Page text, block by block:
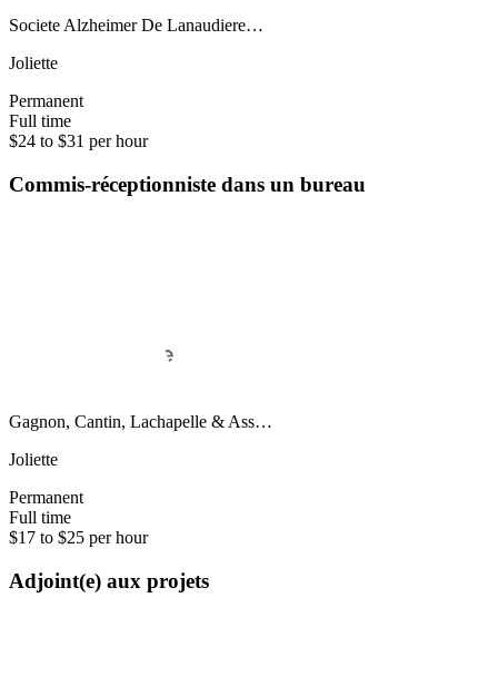
Societe Alzheimer De Lanaudiere…
Joliette
Permanent
Full time
$24 to $31 per hour
Commis-réceptionniste dans un bureau
Gagnon, Cantin, Lachapelle & Ass…
Joliette
Permanent
Full time
$17 to $25 per hour
Adjoint(e) aux projets